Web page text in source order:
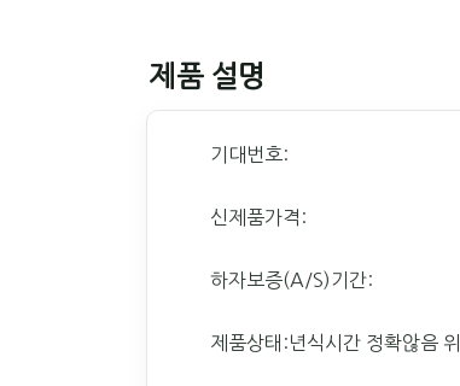
제품 설명
기대번호:
신제품가격:
하자보증(A/S)기간:
제품상태:년식시간 정확않음